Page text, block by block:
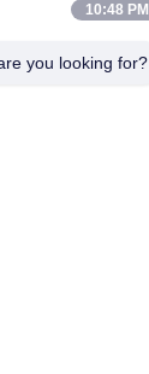
10:48 PM
you looking for?